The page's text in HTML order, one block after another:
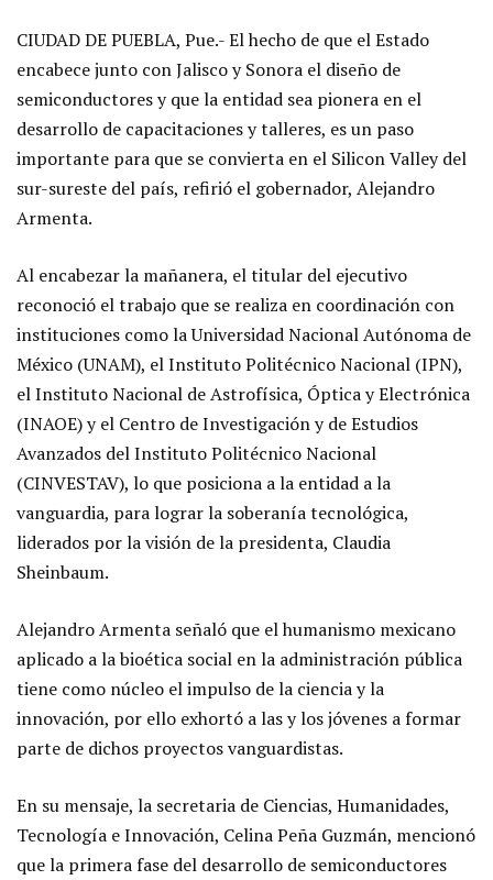
CIUDAD DE PUEBLA, Pue.- El hecho de que el Estado
encabece junto con Jalisco y Sonora el diseño de
semiconductores y que la entidad sea pionera en el
desarrollo de capacitaciones y talleres, es un paso
importante para que se convierta en el Silicon Valley del
sur-sureste del país, refirió el gobernador, Alejandro
Armenta.
Al encabezar la mañanera, el titular del ejecutivo
reconoció el trabajo que se realiza en coordinación con
instituciones como la Universidad Nacional Autónoma de
México (UNAM), el Instituto Politécnico Nacional (IPN),
el Instituto Nacional de Astrofísica, Óptica y Electrónica
(INAOE) y el Centro de Investigación y de Estudios
Avanzados del Instituto Politécnico Nacional
(CINVESTAV), lo que posiciona a la entidad a la
vanguardia, para lograr la soberanía tecnológica,
liderados por la visión de la presidenta, Claudia
Sheinbaum.
Alejandro Armenta señaló que el humanismo mexicano
aplicado a la bioética social en la administración pública
tiene como núcleo el impulso de la ciencia y la
innovación, por ello exhortó a las y los jóvenes a formar
parte de dichos proyectos vanguardistas.
En su mensaje, la secretaria de Ciencias, Humanidades,
Tecnología e Innovación, Celina Peña Guzmán, mencionó
que la primera fase del desarrollo de semiconductores